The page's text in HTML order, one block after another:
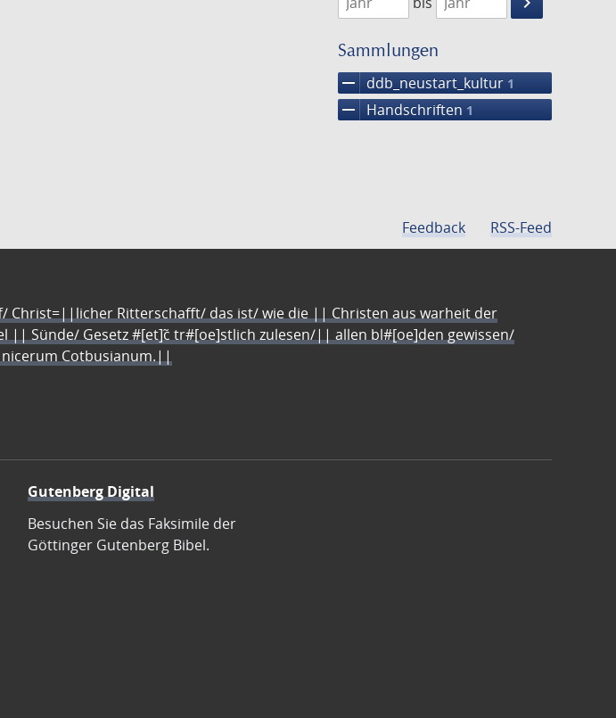
Suche
Sammlungen
remove ddb_neustart_kultur 1
remove Handschriften 1
Feedback RSS-Feed
Christ=||licher Ritterschafft/ das ist/ wie die || Christen aus warheit der
Sünde/ Gesetz #[et]c̃ tr#[oe]stlich zulesen/|| allen bl#[oe]den gewissen/
Cotbusianum.||
Gutenberg Digital
Besuchen Sie das Faksimile der
Göttinger Gutenberg Bibel.